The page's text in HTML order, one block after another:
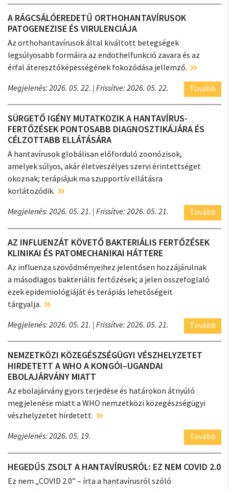
A RÁGCSÁLÓEREDETŰ ORTHOHANTAVÍRUSOK
PATOGENEZISE ÉS VIRULENCIÁJA
Az orthohantavírusok által kiváltott betegségek
legsúlyosabb formáira az endothelfunkció zavara és az
érfal áteresztőképességének fokozódása jellemző.
Megjelenés: 2026. 05. 22. | Frissítve: 2026. 05. 22. Tovább
SÜRGETŐ IGÉNY MUTATKOZIK A HANTAVÍRUS-
FERTŐZÉSEK PONTOSABB DIAGNOSZTIKÁJÁRA ÉS
CÉLZOTTABB ELLÁTÁSÁRA
A hantavírusok globálisan előforduló zoonózisok,
amelyek súlyos, akár életveszélyes szervi érintettséget
okoznak; terápiájuk ma szupportív ellátásra
korlátozódik.
Megjelenés: 2026. 05. 21. | Frissítve: 2026. 05. 21. Tovább
AZ INFLUENZÁT KÖVETŐ BAKTERIÁLIS FERTŐZÉSEK
KLINIKAI ÉS PATOMECHANIKAI HÁTTERE
Az influenza szövődményeihez jelentősen hozzájárulnak
a másodlagos bakteriális fertőzések; a jelen összefoglaló
ezek epidemiológiáját és terápiás lehetőségeit
tárgyalja.
Megjelenés: 2026. 05. 21. | Frissítve: 2026. 05. 21. Tovább
NEMZETKÖZI KÖZEGÉSZSÉGÜGYI VÉSZHELYZETET
HIRDETETT A WHO A KONGÓI–UGANDAI
EBOLAJÁRVÁNY MIATT
Az ebolajárvány gyors terjedése és határokon átnyúló
megjelenése miatt a WHO nemzetközi közegészségügyi
vészhelyzetet hirdetett.
Megjelenés: 2026. 05. 19.
Tovább
HEGEDŰS ZSOLT A HANTAVÍRUSRÓL: EZ NEM COVID 2.0
Ez nem „COVID 2.0” – írta a hantavírusról szóló